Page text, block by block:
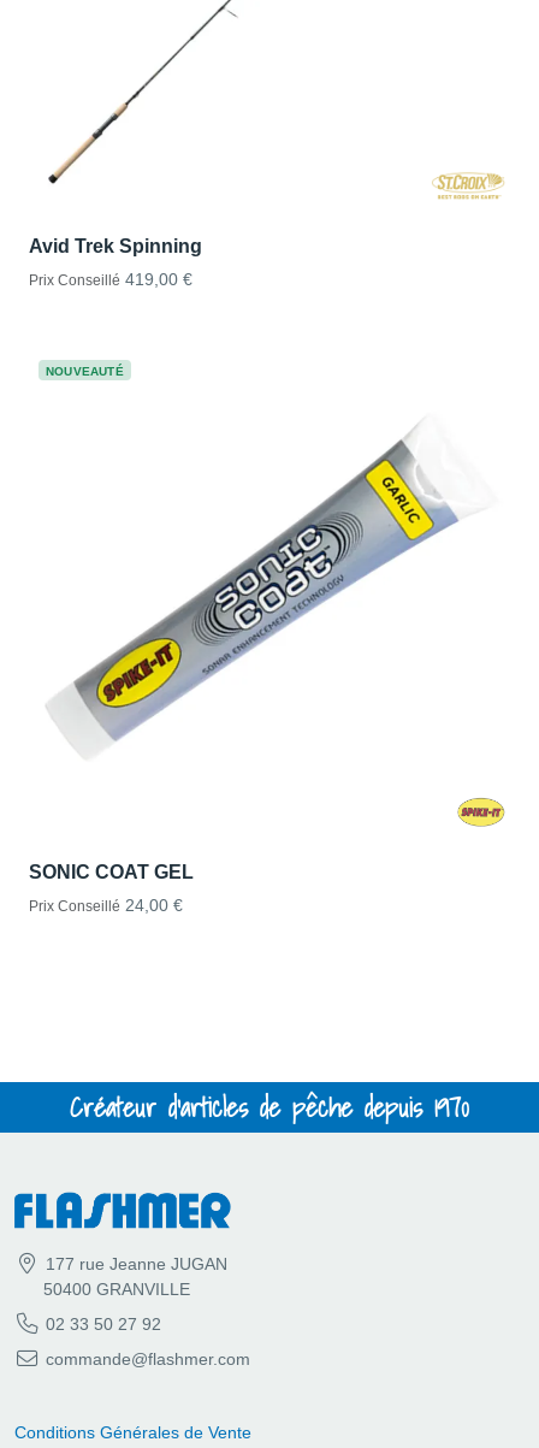
Avid Trek Spinning
Prix Conseillé 419,00 €
NOUVEAUTÉ
SONIC COAT GEL
Prix Conseillé 24,00 €
Créateur d'articles de pêche depuis 1970
177 rue Jeanne JUGAN
50400 GRANVILLE
02 33 50 27 92
commande@flashmer.com
Conditions Générales de Vente